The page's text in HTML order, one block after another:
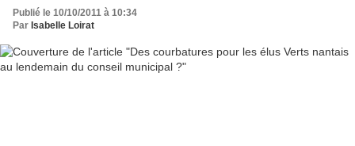
Publié le 10/10/2011 à 10:34
Par Isabelle Loirat